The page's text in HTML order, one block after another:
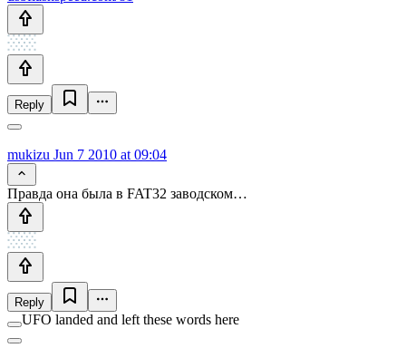
Reply
mukizu Jun 7 2010 at 09:04
Правда она была в FAT32 заводском…
Reply
UFO landed and left these words here